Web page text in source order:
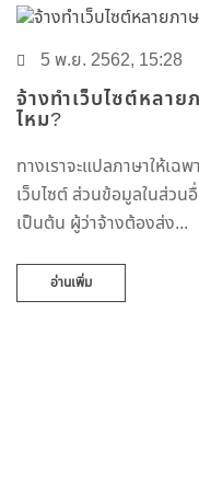
5 พ.ย. 2562, 15:28
จ้างทำเว็บไซต์หลา
ไหม?
ทางเราจะแปลภาษาให้เ
เว็บไซต์ ส่วนข้อมูลในส่ว
เป็นต้น ผู้ว่าจ้างต้องส่ง...
อ่านเพิ่ม